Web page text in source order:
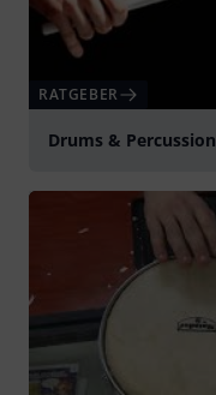
RATGEBER
Drums & Percussion